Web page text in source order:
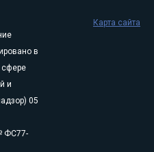
в
сфере
и
05
ФС77-
Карта сайта